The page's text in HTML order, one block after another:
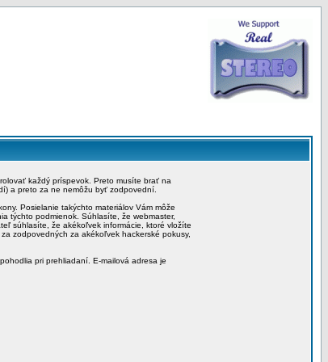
každý príspevok. Preto musíte brať na
a preto za ne nemôžu byť zodpovední.
Posielanie takýchto materiálov Vám môže
týchto podmienok. Súhlasíte, že webmaster,
súhlasíte, že akékoľvek informácie, ktoré vložíte
zodpovedných za akékoľvek hackerské pokusy,
pri prehliadaní. E-mailová adresa je